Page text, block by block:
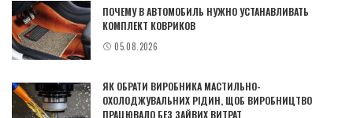
ПОЧЕМУ В АВТОМОБИЛЬ НУЖНО УСТАНАВЛИВАТЬ
КОМПЛЕКТ КОВРИКОВ
05.08.2026
ЯК ОБРАТИ ВИРОБНИКА МАСТИЛЬНО-
ОХОЛОДЖУВАЛЬНИХ РІДИН, ЩОБ ВИРОБНИЦТВО
ПРАЦЮВАЛО БЕЗ ЗАЙВИХ ВИТРАТ